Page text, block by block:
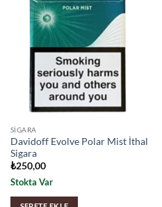
SIGARA
Davidoff Evolve Polar Mist İthal
Sigara
₺250,00
Stokta Var